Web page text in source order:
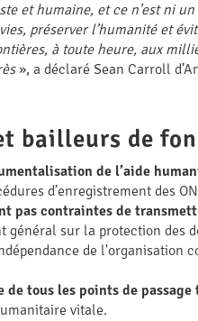
et humaine, et ce n’est ni
préserver l’humanité et
à toute heure, aux
», a déclaré Sean Carroll
bailleurs de
de l’aide
d’enregistrement des
pas contraintes de
général sur la protection des
de l'organisation
tous les points de
vitale.